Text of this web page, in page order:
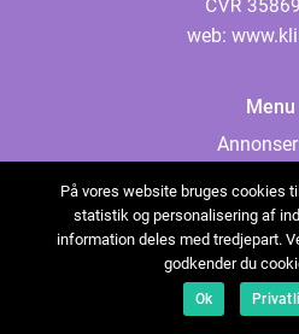
web:
Menu
Kontakta
På vores website bruges cookies
statistik og personalisering af
information deles med tredjepart.
godkender du
Ok